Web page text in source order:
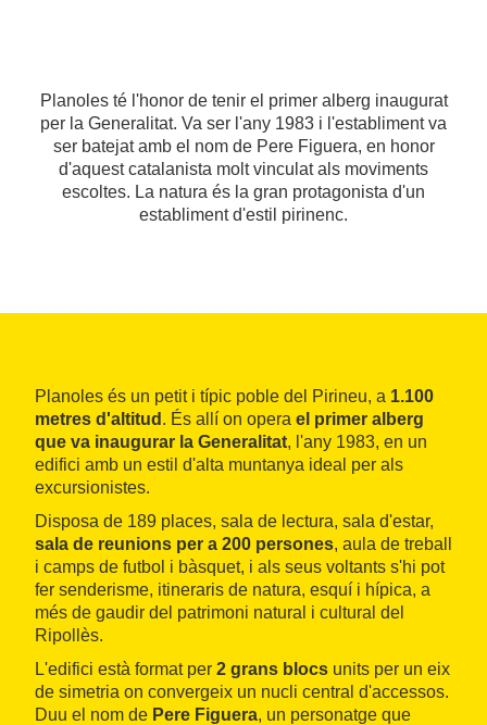
Planoles té l'honor de tenir el primer alberg inaugurat
per la Generalitat. Va ser l'any 1983 i l'establiment va
ser batejat amb el nom de Pere Figuera, en honor
d'aquest catalanista molt vinculat als moviments
escoltes. La natura és la gran protagonista d'un
establiment d'estil pirinenc.
Planoles és un petit i típic poble del Pirineu, a 1.100
metres d'altitud . És allí on opera el primer alberg
que va inaugurar la Generalitat, l'any 1983, en un
edifici amb un estil d'alta muntanya ideal per als
excursionistes.
Disposa de 189 places, sala de lectura, sala d'estar,
sala de reunions per a 200 persones, aula de treball
i camps de futbol i bàsquet, i als seus voltants s'hi pot
fer senderisme, itineraris de natura, esquí i hípica, a
més de gaudir del patrimoni natural i cultural del
Ripollès.
L'edifici està format per 2 grans blocs units per un eix
de simetria on convergeix un nucli central d'accessos.
Duu el nom de Pere Figuera, un personatge que